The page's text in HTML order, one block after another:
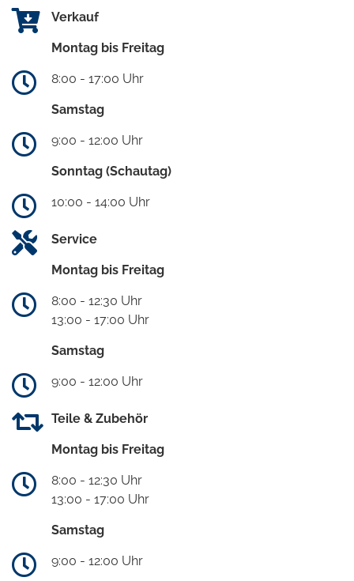
Verkauf
Montag bis Freitag
8:00 - 17:00 Uhr
Samstag
9:00 - 12:00 Uhr
Sonntag (Schautag)
10:00 - 14:00 Uhr
Service
Montag bis Freitag
8:00 - 12:30 Uhr
13:00 - 17:00 Uhr
Samstag
9:00 - 12:00 Uhr
Teile & Zubehör
Montag bis Freitag
8:00 - 12:30 Uhr
13:00 - 17:00 Uhr
Samstag
9:00 - 12:00 Uhr